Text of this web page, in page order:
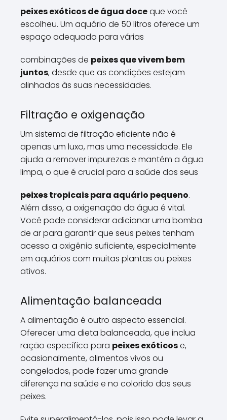
peixes exóticos de água doceque você
escolheu. Um aquário de 50 litros oferece um
espaço adequado para várias
combinações de peixes que vivem bem
juntos, desde que as condições estejam
alinhadas às suas necessidades.
Filtração e oxigenação
Um sistema de filtração eficiente não é
apenas um luxo, mas uma necessidade. Ele
ajuda a remover impurezas e mantém a água
limpa, o que é crucial para a saúde dos seus
peixes tropicais para aquário pequeno.
Além disso, a oxigenação da água é vital.
Você pode considerar adicionar uma bomba
de ar para garantir que seus peixes tenham
acesso a oxigênio suficiente, especialmente
em aquários com muitas plantas ou peixes
ativos.
Alimentação balanceada
A alimentação é outro aspecto essencial.
Oferecer uma dieta balanceada, que inclua
ração específica para peixes exóticose,
ocasionalmente, alimentos vivos ou
congelados, pode fazer uma grande
diferença na saúde e no colorido dos seus
peixes.